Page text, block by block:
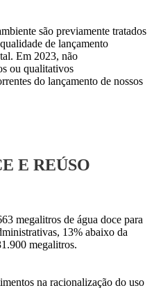
são previamente tratados
de lançamento
Em 2023, não
ou qualitativos
do lançamento de nossos
E REÚSO
megalitros de água doce para
13% abaixo da
megalitros.
na racionalização do uso